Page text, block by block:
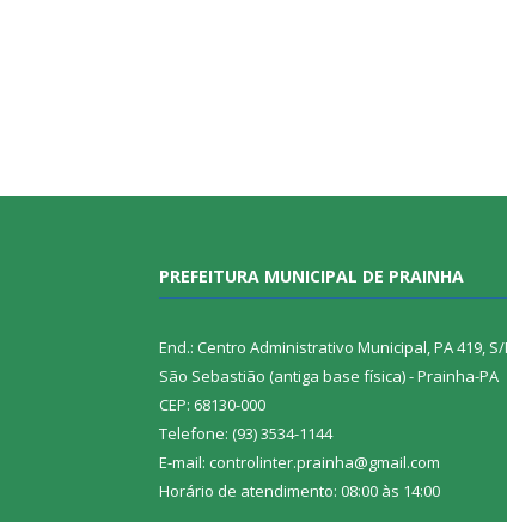
PREFEITURA MUNICIPAL DE PRAINHA
End.: Centro Administrativo Municipal, PA 419, S/
São Sebastião (antiga base física) - Prainha-PA
CEP: 68130-000
Telefone: (93) 3534-1144
E-mail: controlinter.prainha@gmail.com
Horário de atendimento: 08:00 às 14:00